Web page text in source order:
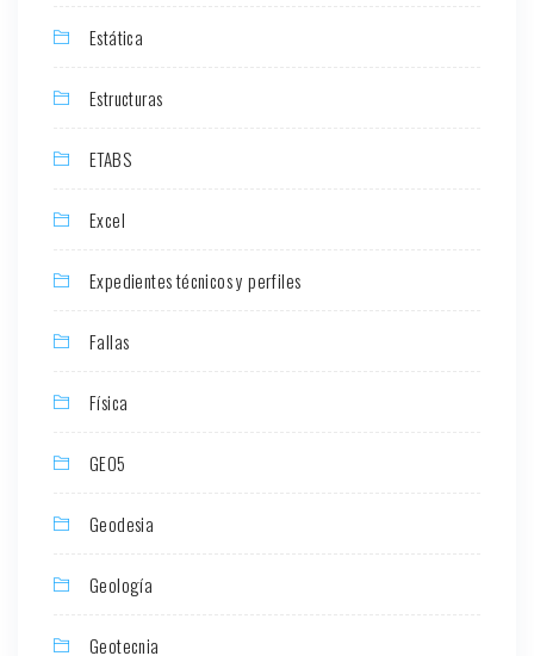
Estática
Estructuras
ETABS
Excel
Expedientes técnicos y perfiles
Fallas
Física
GEO5
Geodesia
Geología
Geotecnia